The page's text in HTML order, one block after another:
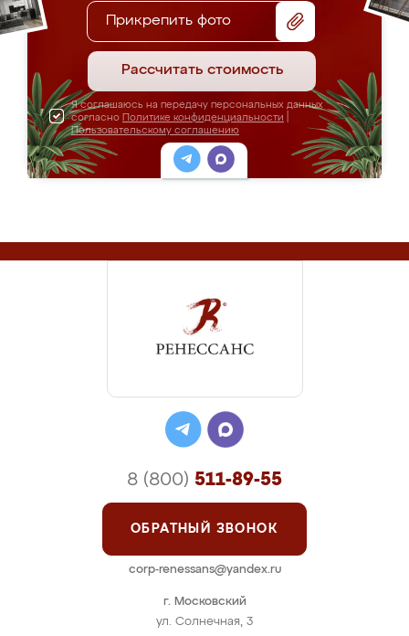
Прикрепить фото
Рассчитать стоимость
Я соглашаюсь на передачу персональных данных
согласно Политике конфиденциальности
Пользовательскому соглашению
г. Московский
ул. Солнечная, 3
8 (800) 511-89-55
ОБРАТНЫЙ ЗВОНОК
corp-renessans@yandex.ru